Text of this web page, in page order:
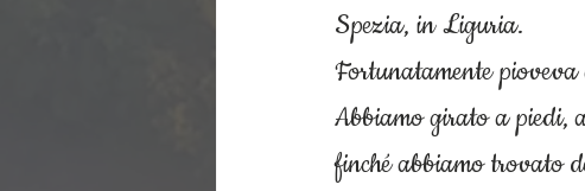
Spezia, in Liguria.
Fortunatamente
Abbiamo girato a piedi,
finché abbiamo trovato